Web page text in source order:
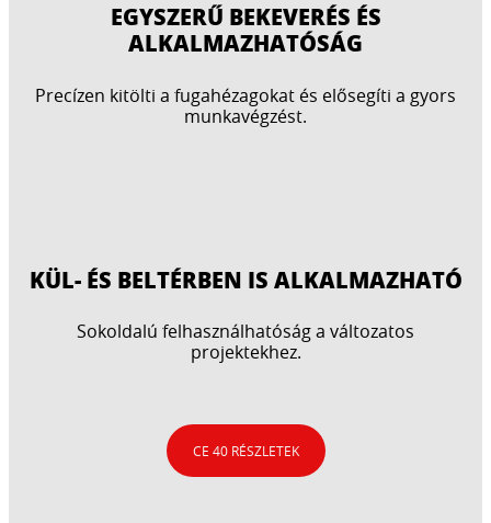
EGYSZERŰ BEKEVERÉS ÉS
ALKALMAZHATÓSÁG
Precízen kitölti a fugahézagokat és elősegíti a gyors
munkavégzést.
KÜL- ÉS BELTÉRBEN IS ALKALMAZHATÓ
Sokoldalú felhasználhatóság a változatos
projektekhez.
CE 40 RÉSZLETEK